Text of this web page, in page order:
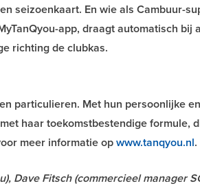
seizoenkaart. En wie als Cambuur-
app, draagt automatisch bij
richting de clubkas.
particulieren. Met hun persoonlijke
haar toekomstbestendige formule,
meer informatie opwww.tanqyou.nl.
Dave Fitsch (commercieel manager